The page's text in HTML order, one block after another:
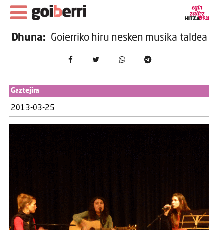
Dhuna: Goierriko hiru nesken musika taldea
Gaztejira
2013-03-25